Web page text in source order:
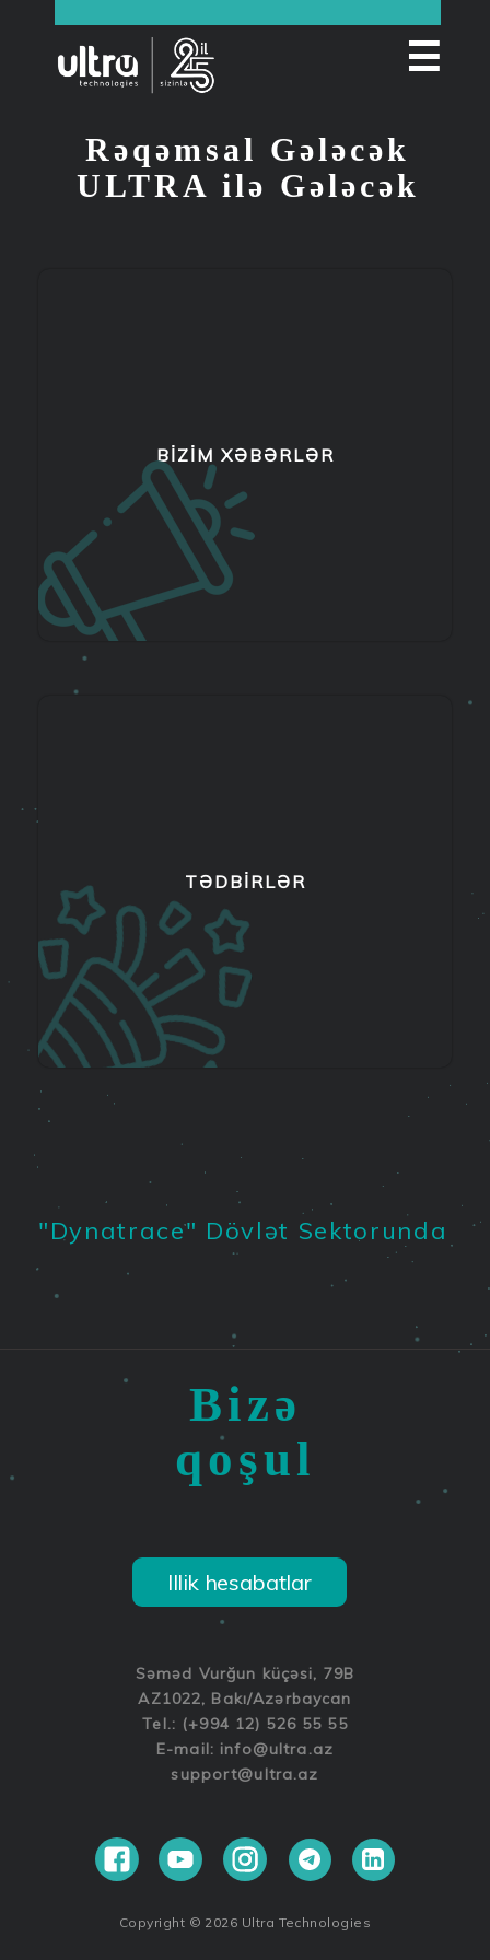
☰
Rəqəmsal Gələcək
ULTRA ilə Gələcək
BIZIM XƏBƏRLƏR
TƏDBIRLƏR
"Dynatrace" Dövlət Sektorunda
Bizə
qoşul
Illik hesabatlar
Səməd Vurğun küçəsi, 79B
AZ1022, Bakı/Azərbaycan
Tel.: (+994 12) 526 55 55
E-mail: info@ultra.az
support@ultra.az
Copyright © 2026 Ultra Technologies